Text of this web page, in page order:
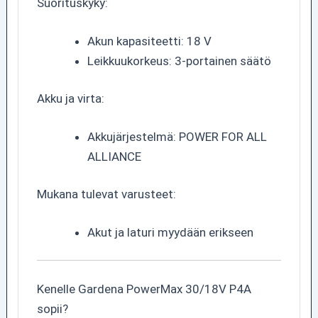
Suorituskyky:
Akun kapasiteetti: 18 V
Leikkuukorkeus: 3-portainen säätö
Akku ja virta:
Akkujärjestelmä: POWER FOR ALL
ALLIANCE
Mukana tulevat varusteet:
Akut ja laturi myydään erikseen
Kenelle Gardena PowerMax 30/18V P4A
sopii?